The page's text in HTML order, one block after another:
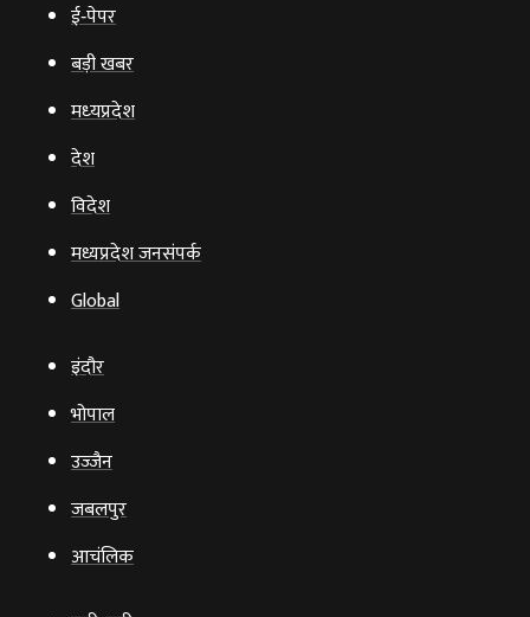
ई‑पेपर
बड़ी खबर
मध्‍यप्रदेश
देश
विदेश
मध्यप्रदेश जनसंपर्क
Global
इंदौर
भोपाल
उज्‍जैन
जबलपुर
आचंलिक